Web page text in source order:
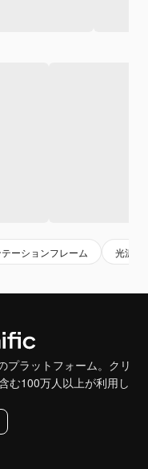
ーションフレーム 光沢
プラットフォーム。クリ
む100万人以上が利用し